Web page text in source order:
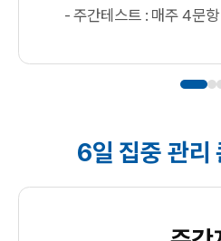
- 주간테스트 : 매주 4문
6일 집중 관리